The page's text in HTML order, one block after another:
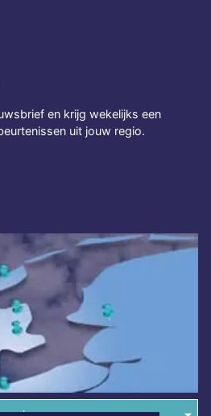
en krijg wekelijks een
uit jouw regio.